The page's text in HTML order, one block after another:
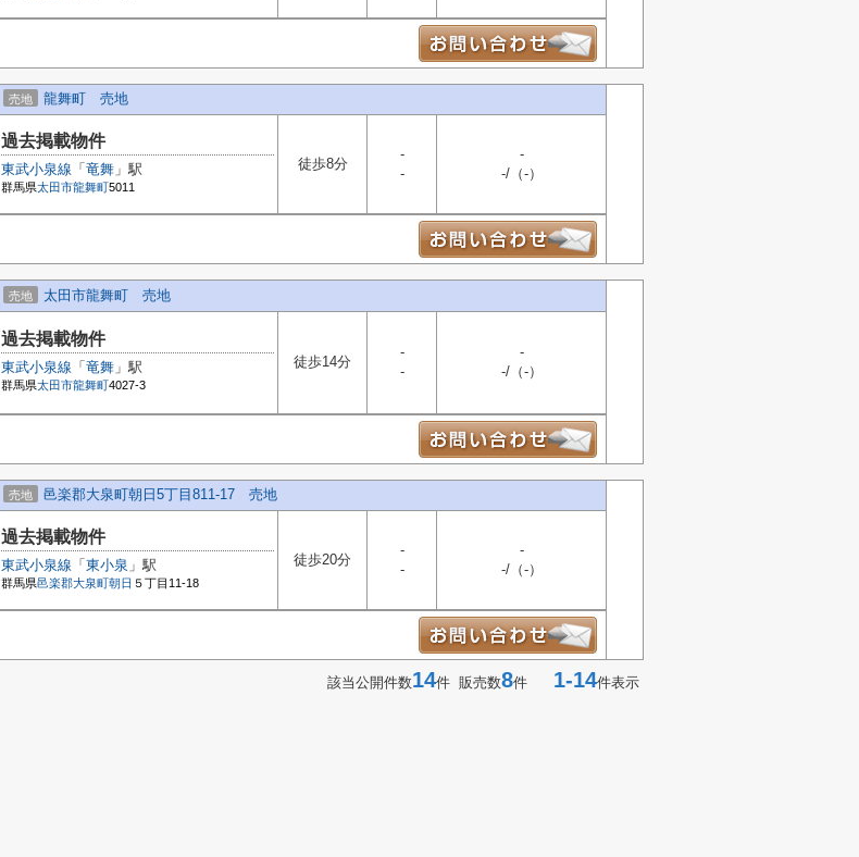
売地 龍舞町 売地
過去掲載物件
東武小泉線 「 竜舞 」駅
群馬県太田市龍舞町5011
徒歩8分
-
-
-
-/（-）
売地 太田市龍舞町 売地
過去掲載物件
東武小泉線 「 竜舞 」駅
群馬県太田市龍舞町4027-3
徒歩14分
-
-
-
-/（-）
売地 邑楽郡大泉町朝日5丁目811-17 売地
過去掲載物件
東武小泉線 「 東小泉 」駅
群馬県邑楽郡大泉町朝日 ５丁目11-18
徒歩20分
-
-
-
-/（-）
該当公開件数14件 販売数8件 1-14件表示